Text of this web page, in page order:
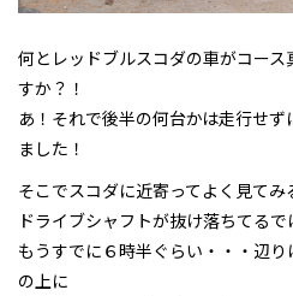
何とレッドブルスコダの車がコー
すか？！
あ！それで後半の何台かは走行せ
ました！
そこでスコダに近寄ってよく見て
ドライブシャフトが抜け落ちてるで
もうすでに６時半ぐらい・・・辺
の上に